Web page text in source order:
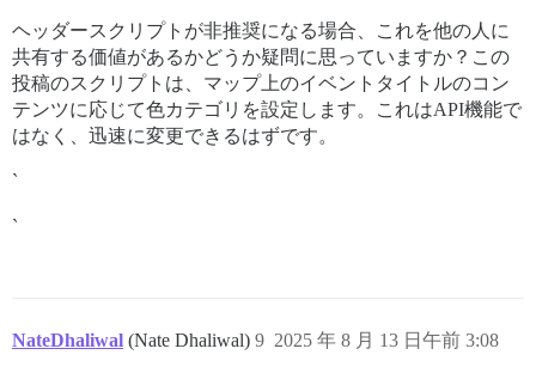
ヘッダースクリプトが非推奨になる場合、これを他の人に
共有する価値があるかどうか疑問に思っていますか？この
投稿のスクリプトは、マップ上のイベントタイトルのコン
テンツに応じて色カテゴリを設定します。これはAPI機能で
はなく、迅速に変更できるはずです。
`
`
NateDhaliwal (Nate Dhaliwal) 2025 年 8 月 13 日午前 3:08
9